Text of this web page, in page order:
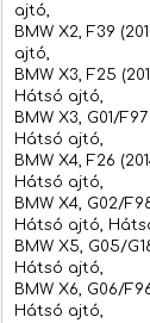
ajtó,
BMW X2, F39
ajtó,
BMW X3, F25
Hátsó ajtó,
BMW X3, G01/
Hátsó ajtó,
BMW X4, F26
Hátsó ajtó,
BMW X4, G02/
Hátsó ajtó,
BMW X5, G05/
Hátsó ajtó,
BMW X6, G06/
Hátsó ajtó,